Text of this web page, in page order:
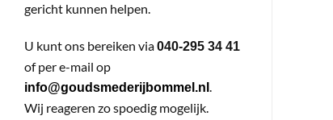
gericht kunnen helpen.
U kunt ons bereiken via040-295 34 41
of per e-mail op
info@goudsmederijbommel.nl .
Wij reageren zo spoedig mogelijk.